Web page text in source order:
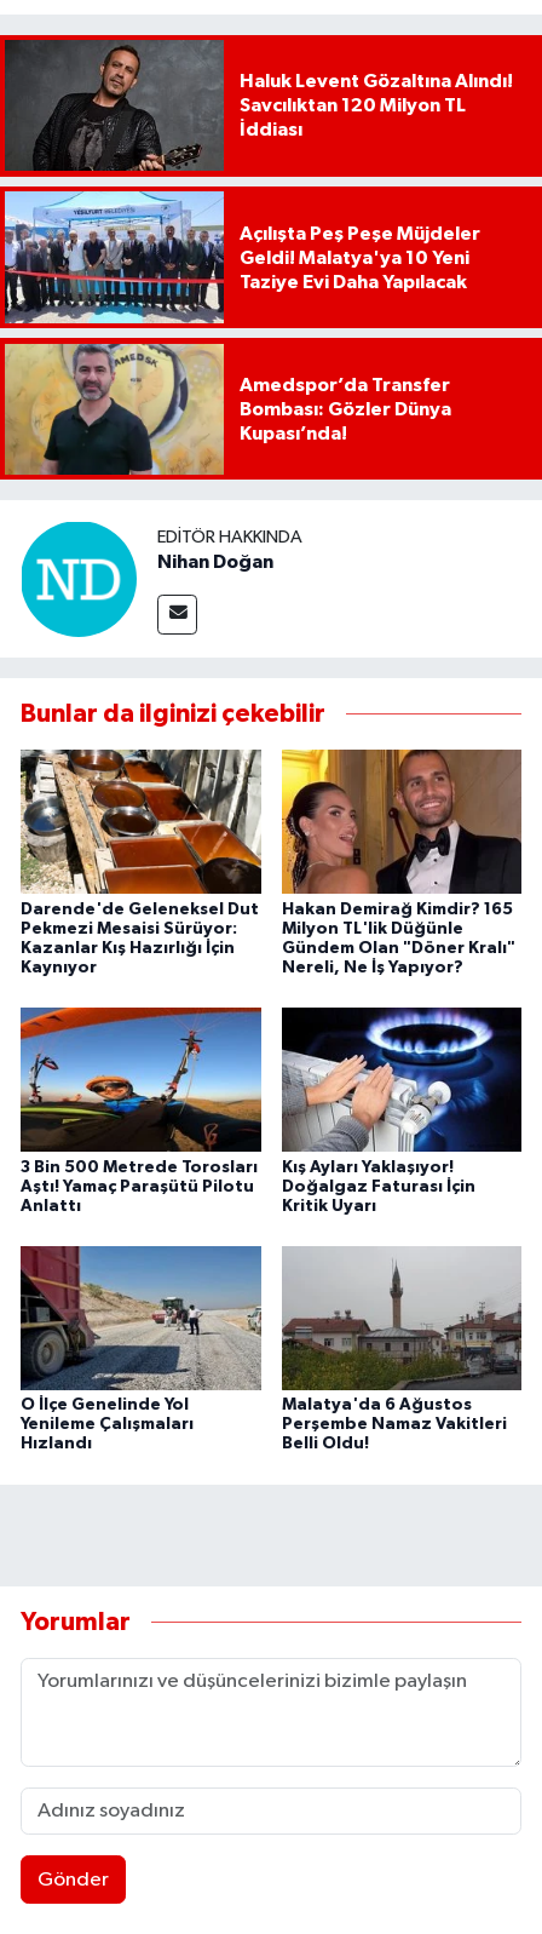
Haluk Levent Gözaltına Alındı!
Savcılıktan 120 Milyon TL
İddiası
Açılışta Peş Peşe Müjdeler
Geldi! Malatya'ya 10 Yeni
Taziye Evi Daha Yapılacak
Amedspor’da Transfer
Bombası: Gözler Dünya
Kupası’nda!
EDITÖR HAKKINDA
Nihan Doğan
Bunlar da ilginizi çekebilir
Darende'de Geleneksel Dut
Pekmezi Mesaisi Sürüyor:
Kazanlar Kış Hazırlığı İçin
Kaynıyor
Hakan Demirağ Kimdir? 165
Milyon TL'lik Düğünle
Gündem Olan "Döner Kralı"
Nereli, Ne İş Yapıyor?
3 Bin 500 Metrede Torosları
Aştı! Yamaç Paraşütü Pilotu
Anlattı
Kış Ayları Yaklaşıyor!
Doğalgaz Faturası İçin
Kritik Uyarı
O İlçe Genelinde Yol
Yenileme Çalışmaları
Hızlandı
Malatya'da 6 Ağustos
Perşembe Namaz Vakitleri
Belli Oldu!
Yorumlar
Gönder